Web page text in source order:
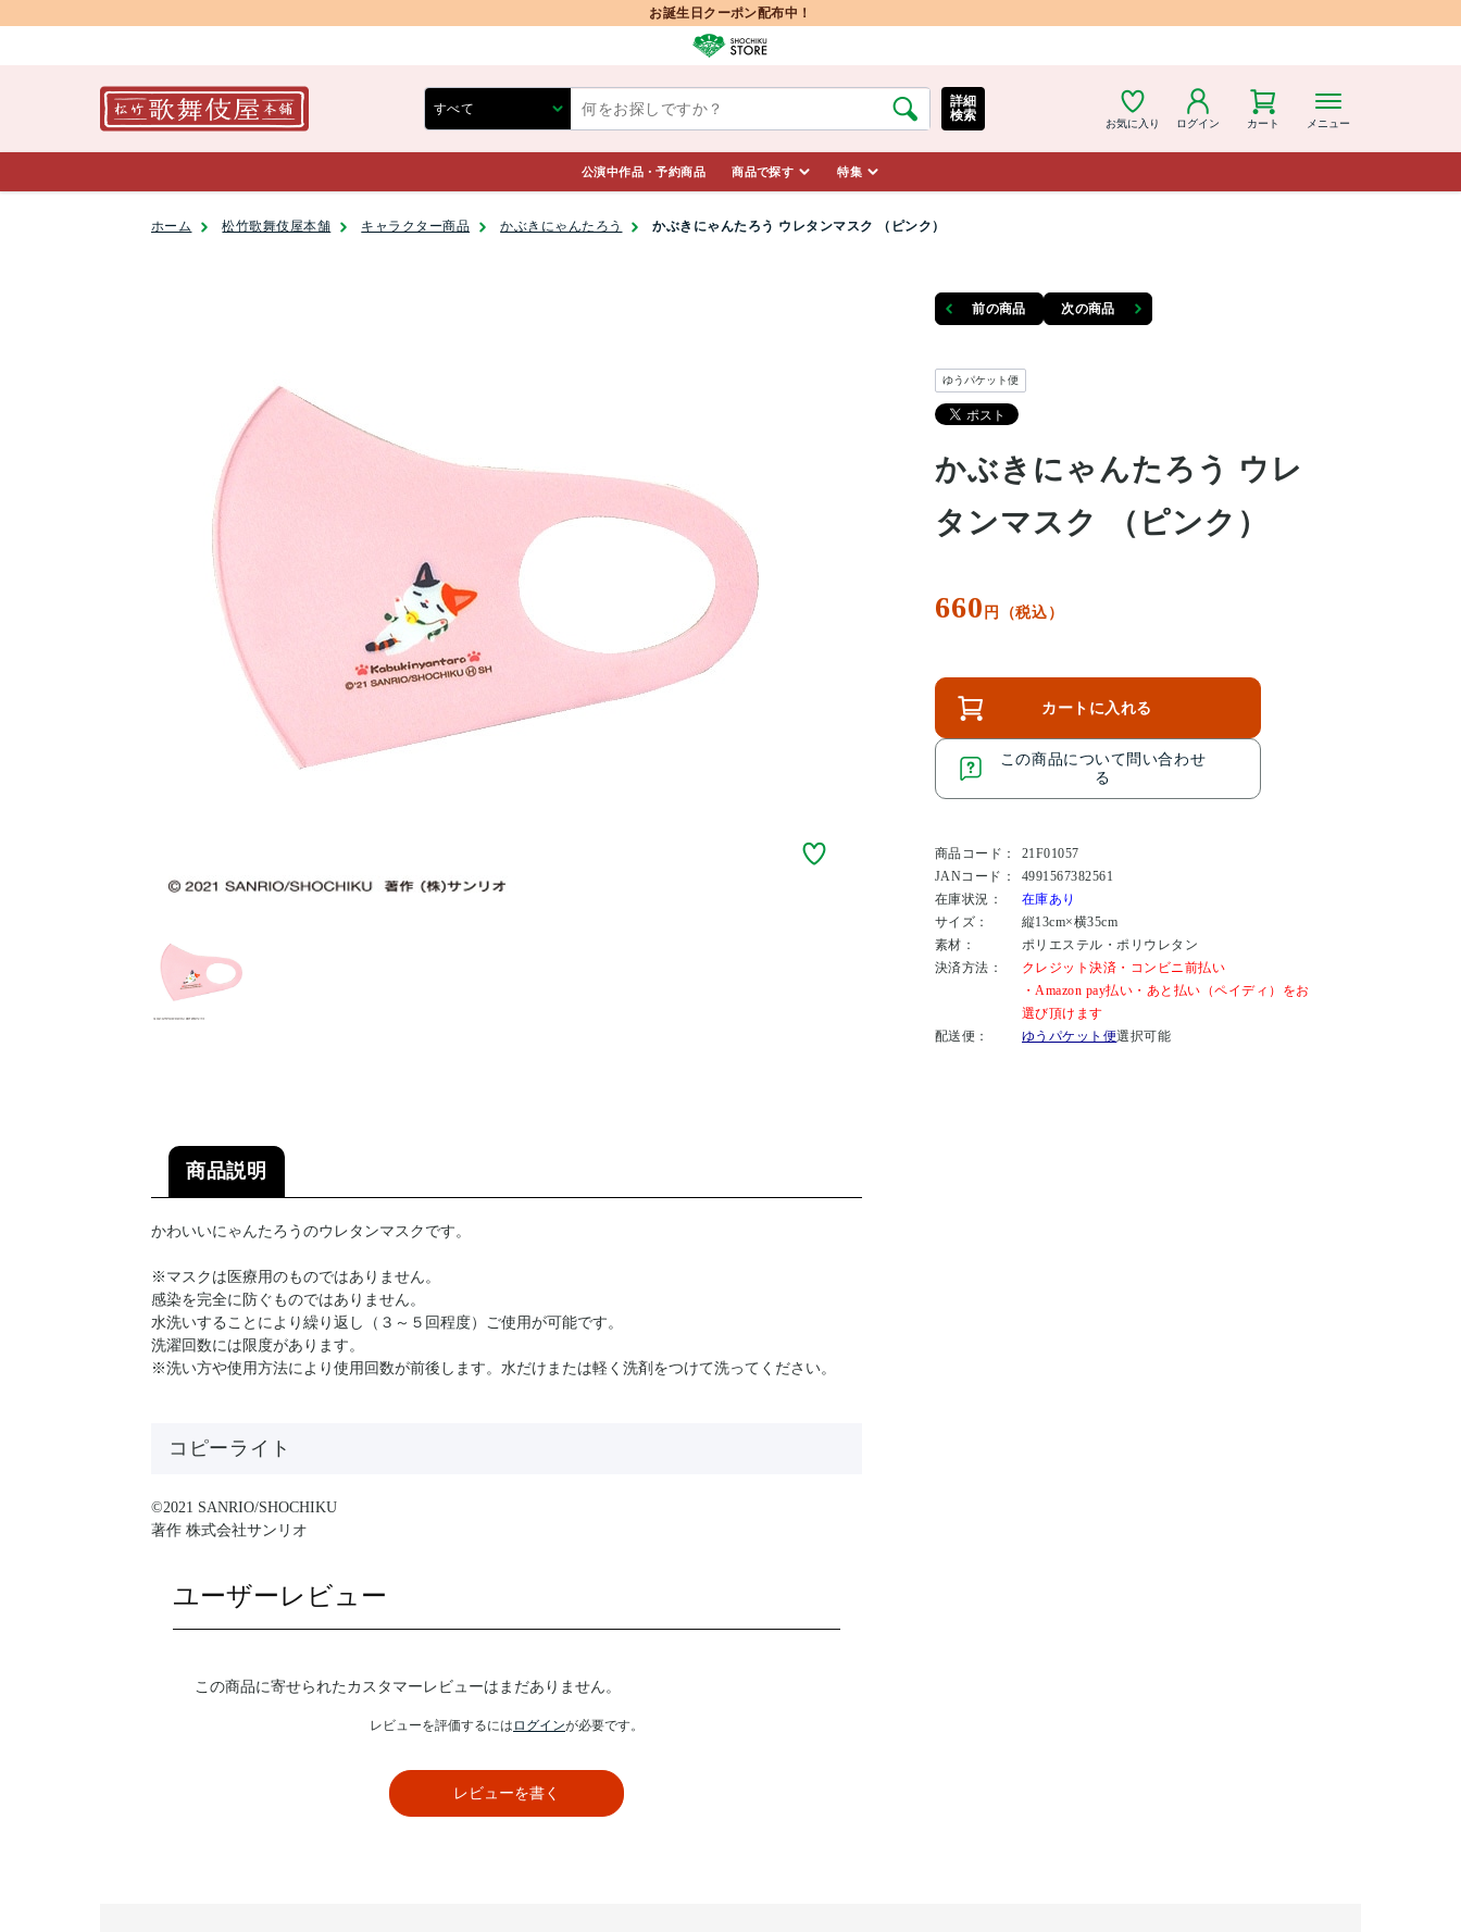
お誕生日クーポン配布中！
お気に入り ログイン カート メニュー
詳細
検索
公演中作品・予約商品 商品で探す 特集
ホーム 松竹歌舞伎屋本舗 キャラクター商品 かぶきにゃんたろう かぶきにゃんたろう ウレタンマスク （ピンク）
前の商品 次の商品
ゆうパケット便
かぶきにゃんたろう ウレ
タンマスク （ピンク）
660 円（税込）
カートに入れる
この商品について問い合わせ
る
商品コード：
21F01057
JANコード：
4991567382561
在庫状況：
在庫あり
サイズ：
縦13cm×横35cm
素材：
ポリエステル・ポリウレタン
決済方法：
クレジット決済・コンビニ前払い
・Amazon pay払い・あと払い（ペイディ）をお
選び頂けます
配送便：
ゆうパケット便選択可能
商品説明
かわいいにゃんたろうのウレタンマスクです。
※マスクは医療用のものではありません。
感染を完全に防ぐものではありません。
水洗いすることにより繰り返し（３～５回程度）ご使用が可能です。
洗濯回数には限度があります。
※洗い方や使用方法により使用回数が前後します。水だけまたは軽く洗剤をつけて洗ってください。
コピーライト
©2021 SANRIO/SHOCHIKU
著作 株式会社サンリオ
ユーザーレビュー
この商品に寄せられたカスタマーレビューはまだありません。
レビューを評価するには ログインが必要です。
レビューを書く